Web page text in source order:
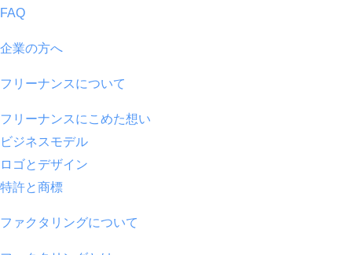
FAQ
企業の方へ
フリーナンスについて
フリーナンスにこめた想い
ビジネスモデル
ロゴとデザイン
特許と商標
ファクタリングについて